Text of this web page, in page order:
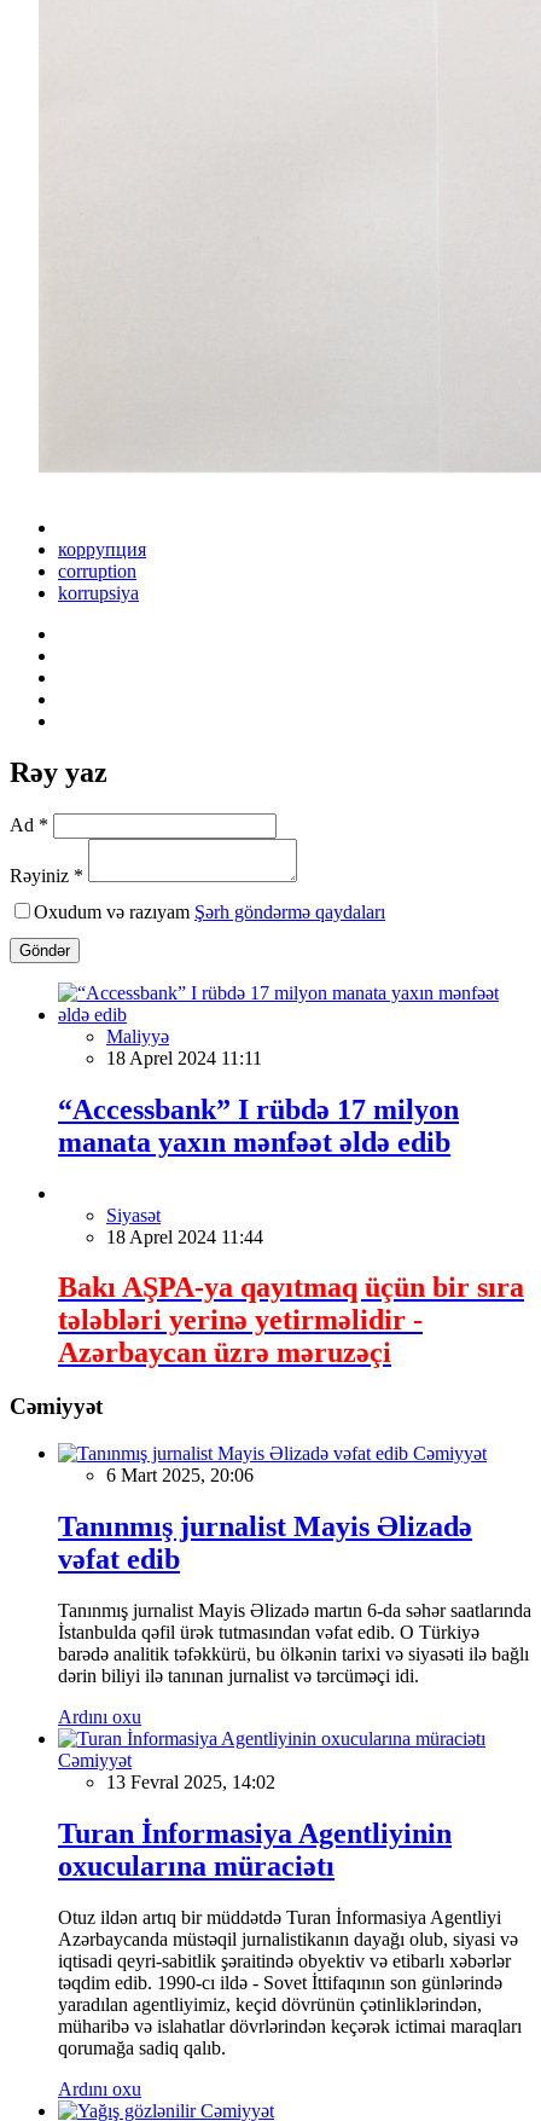
коррупция
corruption
korrupsiya
Rəy yaz
Ad *
Rəyiniz *
Oxudum və razıyam Şərh göndərmə qaydaları
Göndər
Maliyyə
18 Aprel 2024 11:11
“Accessbank” I rübdə 17 milyon
manata yaxın mənfəət əldə edib
Siyasət
18 Aprel 2024 11:44
Bakı AŞPA-ya qayıtmaq üçün bir sıra
tələbləri yerinə yetirməlidir -
Azərbaycan üzrə məruzəçi
Cəmiyyət
Cəmiyyət
6 Mart 2025, 20:06
Tanınmış jurnalist Mayis Əlizadə
vəfat edib
Tanınmış jurnalist Mayis Əlizadə martın 6-da səhər saatlarında
İstanbulda qəfil ürək tutmasından vəfat edib. O Türkiyə
barədə analitik təfəkkürü, bu ölkənin tarixi və siyasəti ilə bağlı
dərin biliyi ilə tanınan jurnalist və tərcüməçi idi.
Ardını oxu
Cəmiyyət
13 Fevral 2025, 14:02
Turan İnformasiya Agentliyinin
oxucularına müraciətı
Otuz ildən artıq bir müddətdə Turan İnformasiya Agentliyi
Azərbaycanda müstəqil jurnalistikanın dayağı olub, siyasi və
iqtisadi qeyri-sabitlik şəraitində obyektiv və etibarlı xəbərlər
təqdim edib. 1990-cı ildə - Sovet İttifaqının son günlərində
yaradılan agentliyimiz, keçid dövrünün çətinliklərindən,
müharibə və islahatlar dövrlərindən keçərək ictimai maraqları
qorumağa sadiq qalıb.
Ardını oxu
Cəmiyyət